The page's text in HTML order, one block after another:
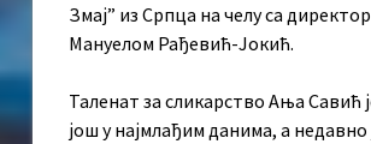
Змај” из Српца на челу са
Мануелом Рађевић-Јокић.
Таленат за сликарство Ања Савић
још у најмлађим данима, а недавно